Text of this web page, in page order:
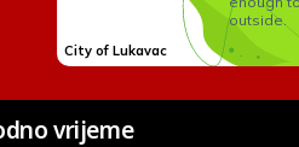
vrijeme